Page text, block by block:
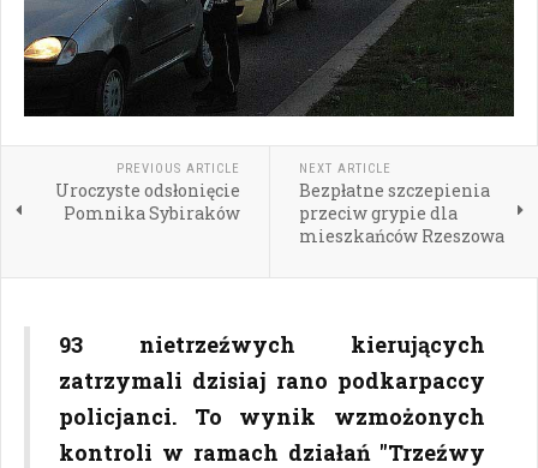
PREVIOUS ARTICLE
Uroczyste odsłonięcie
Pomnika Sybiraków
NEXT ARTICLE
Bezpłatne szczepienia
przeciw grypie dla
mieszkańców Rzeszowa
93 nietrzeźwych kierujących
zatrzymali dzisiaj rano podkarpaccy
policjanci. To wynik wzmożonych
kontroli w ramach działań "Trzeźwy